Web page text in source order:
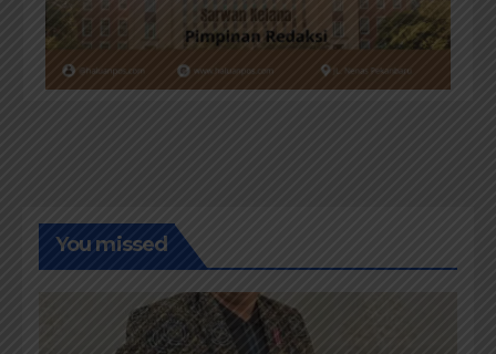
You missed